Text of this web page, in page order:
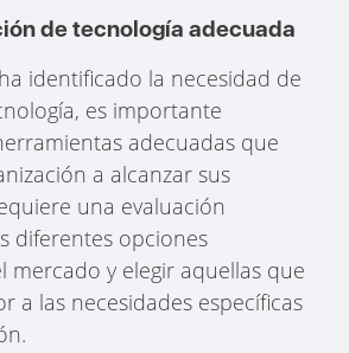
de tecnología adecuada
identificado la necesidad de
es importante
adecuadas que
a alcanzar sus
una evaluación
diferentes opciones
mercado y elegir aquellas que
a las necesidades específicas